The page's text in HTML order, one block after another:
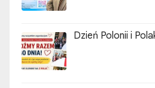
Dzień Polonii i